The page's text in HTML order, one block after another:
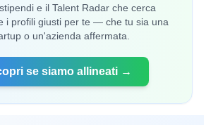
e il Talent Radar che cerca
i profili giusti per te — che tu sia una
o un'azienda affermata.
se siamo allineati →